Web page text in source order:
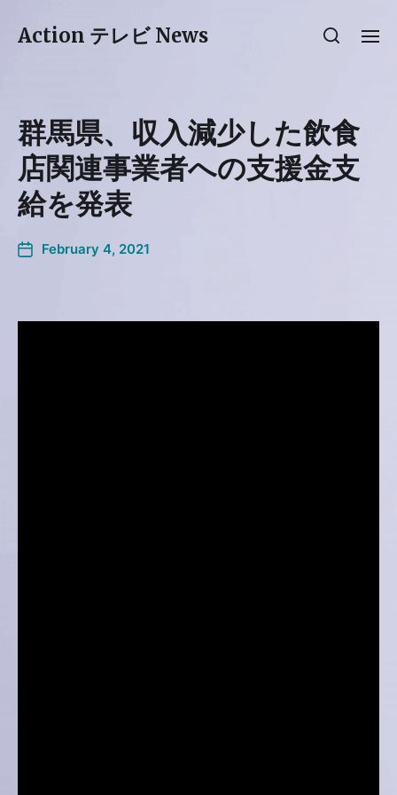
Action テレビ News
群馬県、収入減少した飲食
店関連事業者への支援金支
給を発表
February 4, 2021